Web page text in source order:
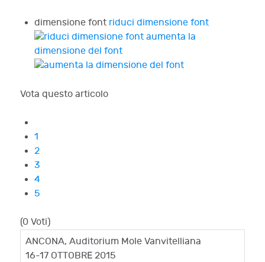
dimensione font riduci dimensione font
aumenta la
dimensione del font
Vota questo articolo
1
2
3
4
5
(0 Voti)
ANCONA, Auditorium Mole Vanvitelliana
16-17 OTTOBRE 2015